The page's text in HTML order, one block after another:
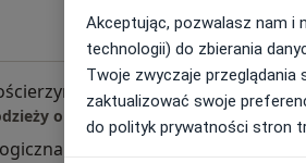
Mapa
oraz dorosłych i par
Akceptując, pozwalasz nam i
technologii) do zbierania
Twoje zwyczaje
zaktualizować swoje
do polityk prywatności stron